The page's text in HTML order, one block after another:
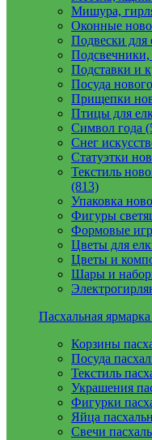
Мишура,
Оконные
Подвески для
Подсвечники,
Подставки и
Посуда
Прищепки
Птицы для
Символ года
Снег
Статуэтки
Текстиль
(813)
Упаковка
Фигуры
Формовые
Цветы для
Цветы и
Шары и
Пасхальная
Корзины
Посуда
Текстиль
Украшения
Фигурки
Яйца
Свечи